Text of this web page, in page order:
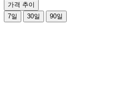
가격 추이
7일
30일 90일